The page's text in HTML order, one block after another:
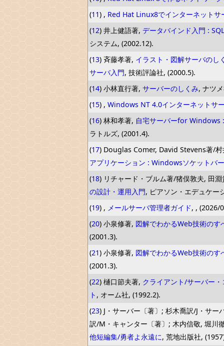
(11) , Red Hat Linux8でインターネットサ
(12) 井上健語著, データバインド入門 :
システム, (2002.12).
(13) 斉藤孝著, イラスト・図解サーバのし
サーバ入門, 技術評論社, (2000.5).
(14) 小林直行著, サーバーのしくみ, ナツ
(15) , Windows NT 4.0インターネットサ
(16) 林和孝著, 自宅サーバーfor Windows
ラトルズ, (2001.4).
(17) Douglas Comer, David Stevens著/
アプリケーション : Windowsソケットバ
(18) リチャード・ブルム著/猪俣敦夫, 田
の設計・運用入門, ピアソン・エデュケー
(19) , メールサーバ管理者ガイド, , (2026/
(20) 小泉修著, 図解でわかるWeb技術のす
(2001.3).
(21) 小泉修著, 図解でわかるWeb技術のす
(2001.3).
(22) 樋口節夫著, クライアント/サーバー
ト , オーム社, (1992.2).
(23) J・サーバー〔著〕; 杉木喬訳/J・サ
訳/M・キャンター〔著〕; 木内信敬, 堀川
他短編集/勇者よ永遠に, 荒地出版社,